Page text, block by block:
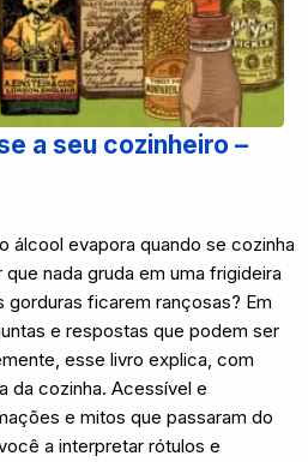
a seu cozinheiro –
álcool evapora quando se cozinha
nada gruda em uma frigideira
gorduras ficarem rançosas? Em
e respostas que podem ser
esse livro explica, com
da cozinha. Acessível e
e mitos que passaram do
a interpretar rótulos e